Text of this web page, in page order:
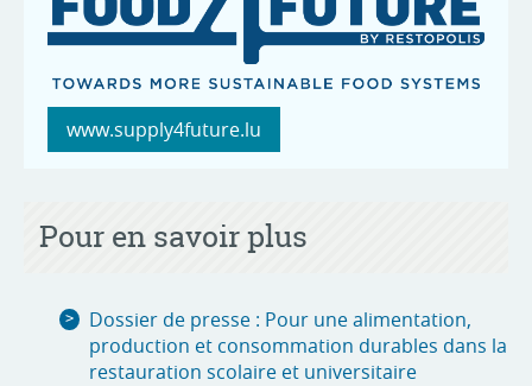
www.supply4future.lu
Pour en savoir plus
Dossier de presse : Pour une alimentation,
production et consommation durables dans la
restauration scolaire et universitaire